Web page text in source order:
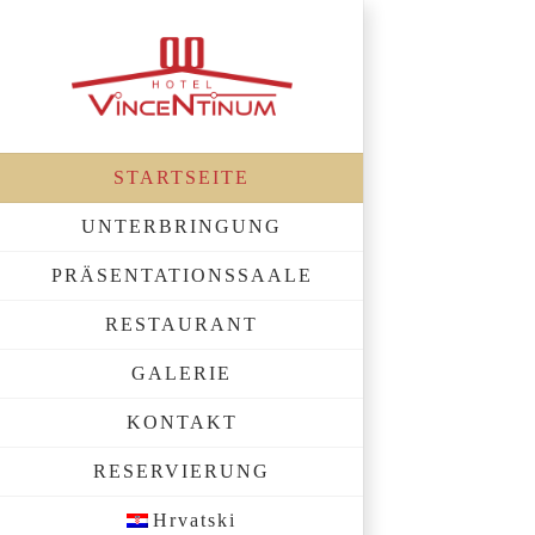
STARTSEITE
UNTERBRINGUNG
PRÄSENTATIONSSAALE
RESTAURANT
GALERIE
KONTAKT
RESERVIERUNG
Hrvatski